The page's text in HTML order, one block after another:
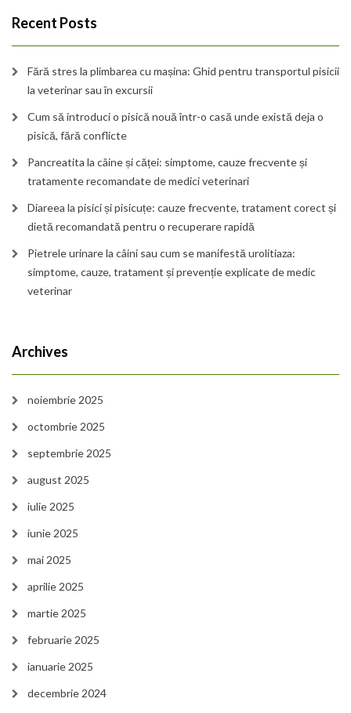
Recent Posts
Fără stres la plimbarea cu mașina: Ghid pentru transportul pisicii
la veterinar sau în excursii
Cum să introduci o pisică nouă într-o casă unde există deja o
pisică, fără conflicte
Pancreatita la câine și căței: simptome, cauze frecvente și
tratamente recomandate de medici veterinari
Diareea la pisici și pisicuțe: cauze frecvente, tratament corect și
dietă recomandată pentru o recuperare rapidă
Pietrele urinare la câini sau cum se manifestă urolitiaza:
simptome, cauze, tratament și prevenție explicate de medic
veterinar
Archives
noiembrie 2025
octombrie 2025
septembrie 2025
august 2025
iulie 2025
iunie 2025
mai 2025
aprilie 2025
martie 2025
februarie 2025
ianuarie 2025
decembrie 2024